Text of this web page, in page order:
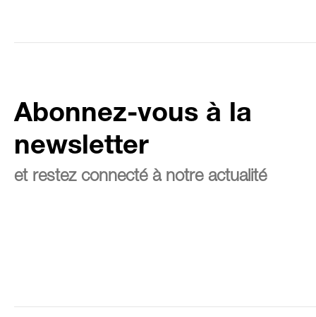
Abonnez-vous à la
newsletter
et restez connecté à notre actualité